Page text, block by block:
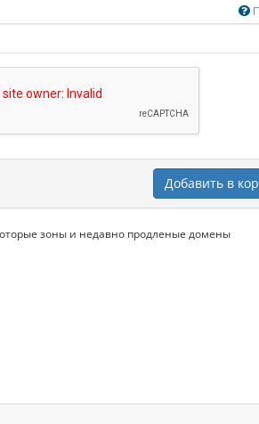
Добавить в
зоны и недавно продленые домены